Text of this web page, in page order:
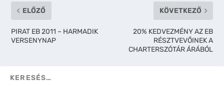
ELŐZŐ
PIRAT EB 2011 – HARMADIK
VERSENYNAP
KÖVETKEZŐ
20% KEDVEZMÉNY AZ EB
RÉSZTVEVŐINEK A
CHARTERSZÓTÁR ÁRÁBÓL